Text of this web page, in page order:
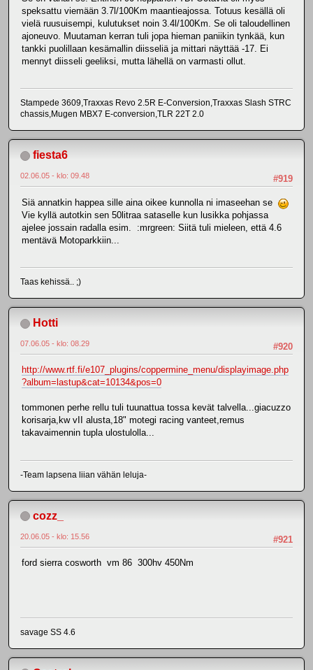
speksattu viemään 3.7l/100Km maantieajossa. Totuus kesällä oli
vielä ruusuisempi, kulutukset noin 3.4l/100Km. Se oli taloudellinen
ajoneuvo. Muutaman kerran tuli jopa hieman paniikin tynkää, kun
tankki puolillaan kesämallin diisseliä ja mittari näyttää -17. Ei
mennyt diisseli geeliksi, mutta lähellä on varmasti ollut.
Stampede 3609,Traxxas Revo 2.5R E-Conversion,Traxxas Slash STRC
chassis,Mugen MBX7 E-conversion,TLR 22T 2.0
fiesta6
#919
02.06.05 - klo: 09.48
Siä annatkin happea sille aina oikee kunnolla ni imaseehan se
Vie kyllä autotkin sen 50litraa sataselle kun lusikka pohjassa
ajelee jossain radalla esim. :mrgreen: Siitä tuli mieleen, että 4.6
mentävä Motoparkkiin...
Taas kehissä.. ;)
Hotti
#920
07.06.05 - klo: 08.29
http://www.rtf.fi/e107_plugins/coppermine_menu/displayimage.php
?album=lastup&cat=10134&pos=0
tommonen perhe rellu tuli tuunattua tossa kevät talvella...giacuzzo
korisarja,kw vII alusta,18" motegi racing vanteet,remus
takavaimennin tupla ulostulolla...
-Team lapsena liian vähän leluja-
cozz_
#921
20.06.05 - klo: 15.56
ford sierra cosworth vm 86 300hv 450Nm
savage SS 4.6